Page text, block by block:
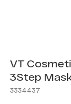
VT
3Step
3334437